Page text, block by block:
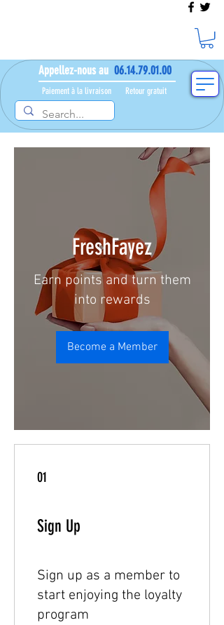
Appellez-nous au 06.14.79.01.00
Paiement à la livraison​ ​ Retour gratuit
FreshFayez
Earn points and turn them
into rewards
Become a Member
01
Sign Up
Sign up as a member to
start enjoying the loyalty
program